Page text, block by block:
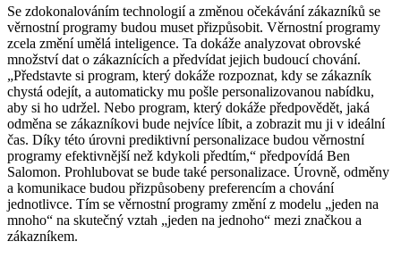
Se zdokonalováním technologií a změnou očekávání zákazníků se
věrnostní programy budou muset přizpůsobit. Věrnostní programy
zcela změní umělá inteligence. Ta dokáže analyzovat obrovské
množství dat o zákaznících a předvídat jejich budoucí chování.
„Představte si program, který dokáže rozpoznat, kdy se zákazník
chystá odejít, a automaticky mu pošle personalizovanou nabídku,
aby si ho udržel. Nebo program, který dokáže předpovědět, jaká
odměna se zákazníkovi bude nejvíce líbit, a zobrazit mu ji v ideální
čas. Díky této úrovni prediktivní personalizace budou věrnostní
programy efektivnější než kdykoli předtím,“ předpovídá Ben
Salomon. Prohlubovat se bude také personalizace. Úrovně, odměny
a komunikace budou přizpůsobeny preferencím a chování
jednotlivce. Tím se věrnostní programy změní z modelu „jeden na
mnoho“ na skutečný vztah „jeden na jednoho“ mezi značkou a
zákazníkem.